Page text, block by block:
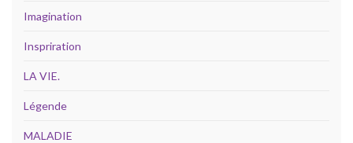
Imagination
Inspriration
LA VIE.
Légende
MALADIE